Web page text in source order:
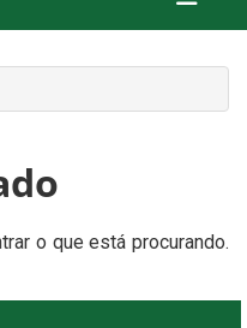
o que está procurando.